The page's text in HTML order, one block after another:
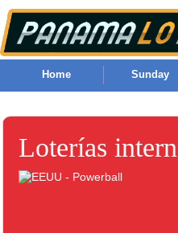
Home Sunday
Loterías